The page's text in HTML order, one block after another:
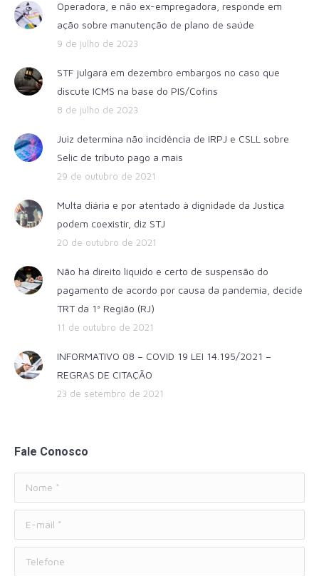
Operadora, e não ex-empregadora, responde em
ação sobre manutenção de plano de saúde
9 de julho de 2023
STF julgará em dezembro embargos no caso que
discute ICMS na base do PIS/Cofins
8 de julho de 2023
Juiz determina não incidência de IRPJ e CSLL sobre
Selic de tributo pago a mais
29 de outubro de 2021
Multa diária e por atentado à dignidade da Justiça
podem coexistir, diz STJ
20 de outubro de 2021
Não há direito líquido e certo de suspensão do
pagamento de acordo por causa da pandemia, decide
TRT da 1ª Região (RJ)
11 de outubro de 2021
INFORMATIVO 08 – COVID 19 LEI 14.195/2021 –
REGRAS DE CITAÇÃO
23 de setembro de 2021
Fale Conosco
Telefone